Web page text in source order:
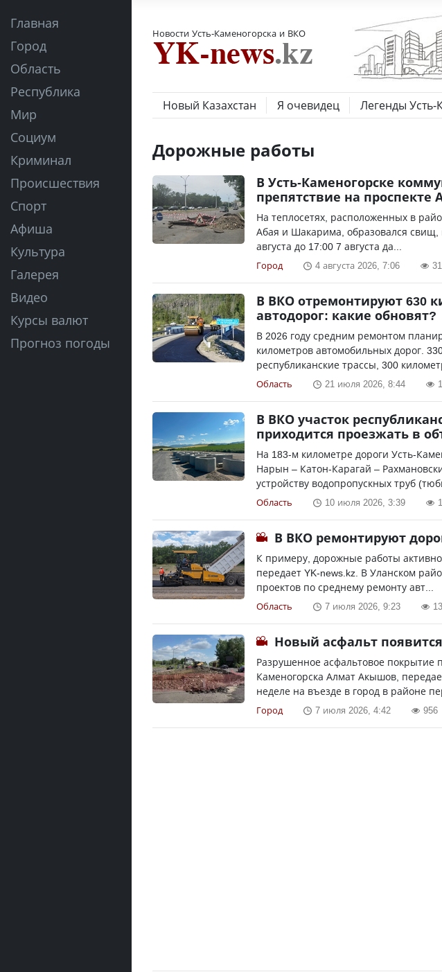
Главная
Город
Область
Республика
Мир
Социум
Криминал
Происшествия
Спорт
Афиша
Культура
Галерея
Видео
Курсы валют
Прогноз погоды
Новости Усть-Каменогорска и ВКО
Новый Казахстан Я очевидец Легенды Усть-
Дорожные работы
В Усть-Каменогорске
препятствие на проспекте
На теплосетях, расположенных в
Абая и Шакарима, образовался свищ,
августа до 17:00 7 августа да...
Город 4 августа 2026, 7:06
В ВКО отремонтируют 630
автодорог: какие обновят?
В 2026 году средним ремонтом
километров автомобильных дорог.
республиканские трассы, 300
Область 21 июля 2026, 8:44
В ВКО участок
приходится проезжать в
На 183-м километре дороги Усть-
Нарын – Катон-Карагай –
устройству водопропускных труб
Область 10 июля 2026, 3:39
В ВКО ремонтируют
К примеру, дорожные работы
передает YK-news.kz. В Уланском
проектов по среднему ремонту авт...
Область 7 июля 2026, 9:23
Новый асфальт
Разрушенное асфальтовое покрытие
Каменогорска Алмат Акышов,
неделе на въезде в город в районе
Город 7 июля 2026, 4:42 956